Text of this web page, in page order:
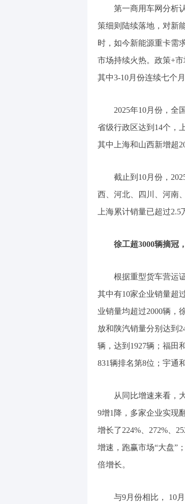
第一商用车网分析
策细则陆续落地，对新
时，如今新能源重卡需
市场持续火热。政策+
其中3-10月份连续七个
2025年10月份，全
省级行政区达到14个，
其中上海和山西新增超
截止到10月份，
西、河北、四川、河南
上海累计销量已超过
徐工超3000辆摘冠
根据重型货车营运
其中有10家企业销量超
业销量均超过2000辆，
放和陕汽销量分别达到
辆，达到1927辆；福田
831辆排名第8位；宇通
从同比增速来看，
9增1降，多家企业实现
增长了224%、272%、
增速，跑赢市场“大盘”
倍增长。
与9月份相比， 10